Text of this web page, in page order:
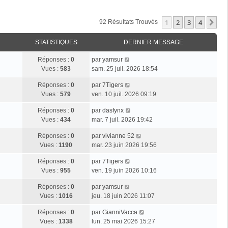
92 Résultats Trouvés 1 2 3 4
STATISTIQUES DERNIER MESSAGE
Réponses : 0
Vues : 583
par yamsur
sam. 25 juil. 2026 18:54
Réponses : 0
Vues : 579
par 7Tigers
ven. 10 juil. 2026 09:19
Réponses : 0
Vues : 434
par dasfynx
mar. 7 juil. 2026 19:42
Réponses : 0
Vues : 1190
par vivianne 52
mar. 23 juin 2026 19:56
Réponses : 0
Vues : 955
par 7Tigers
ven. 19 juin 2026 10:16
Réponses : 0
Vues : 1016
par yamsur
jeu. 18 juin 2026 11:07
Réponses : 0
Vues : 1338
par GianniVacca
lun. 25 mai 2026 15:27